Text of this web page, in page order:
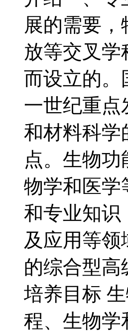
展的需要
放等交叉
而设立的。
一世纪重点
和材料科学
点。生物
物学和医学
和专业知识
及应用等
的综合型高
培养目标
程、生物学